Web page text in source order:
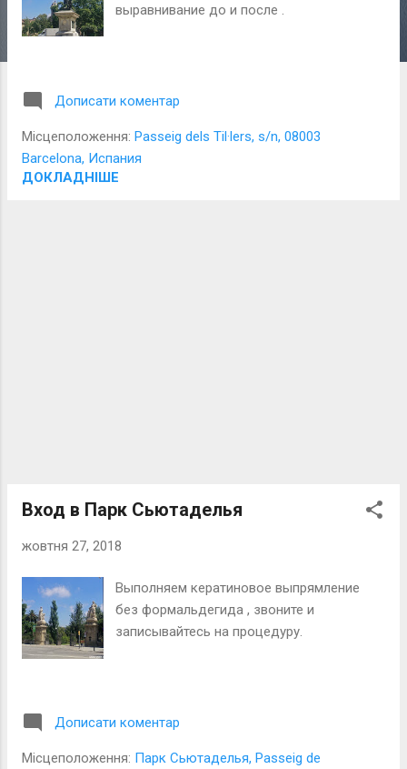
выравнивание до и после .
Дописати коментар
Місцеположення: Passeig dels Til·lers, s/n, 08003
Barcelona, Испания
ДОКЛАДНІШЕ
Вход в Парк Сьютаделья
жовтня 27, 2018
Выполняем кератиновое выпрямление
без формальдегида , звоните и
записывайтесь на процедуру.
Дописати коментар
Місцеположення: Парк Сьютаделья, Passeig de